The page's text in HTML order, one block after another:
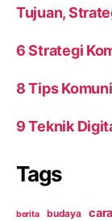
Tujuan,
6 Strategi
8 Tips
9 Teknik
Tags
berita budaya